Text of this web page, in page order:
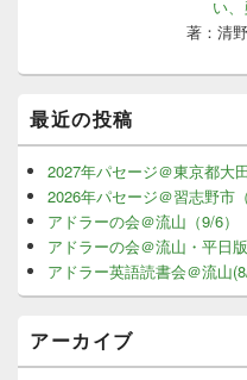
い
著：清
最近の投稿
2027年パセージ＠東京都大
2026年パセージ＠習志野市
アドラーの会＠流山（9/6）
アドラーの会＠流山・平日版
アドラー英語読書会＠流山
アーカイブ